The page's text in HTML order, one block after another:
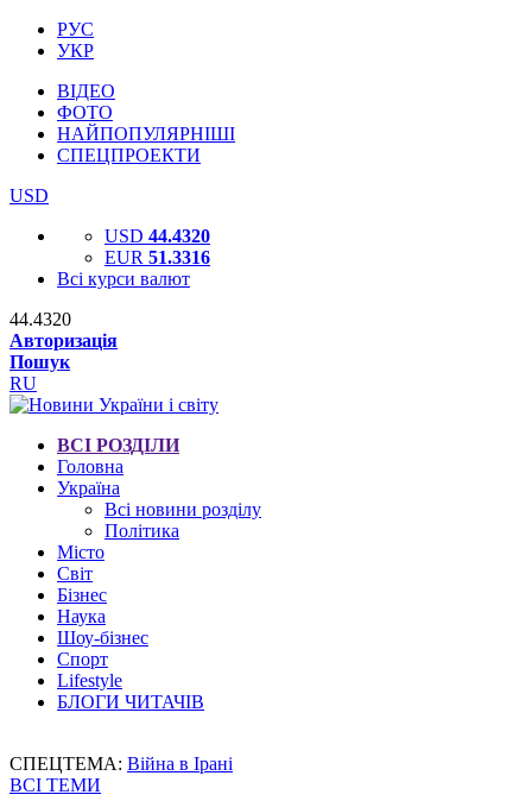
РУС
УКР
ВІДЕО
ФОТО
НАЙПОПУЛЯРНІШІ
СПЕЦПРОЕКТИ
USD
USD 44.4320
EUR 51.3316
Всі курси валют
44.4320
Авторизація
Пошук
RU
ВСІ РОЗДІЛИ
Головна
Україна
Всі новини розділу
Політика
Місто
Світ
Бізнес
Наука
Шоу-бізнес
Спорт
Lifestyle
БЛОГИ ЧИТАЧІВ
СПЕЦТЕМА: Війна в Ірані
ВСІ ТЕМИ